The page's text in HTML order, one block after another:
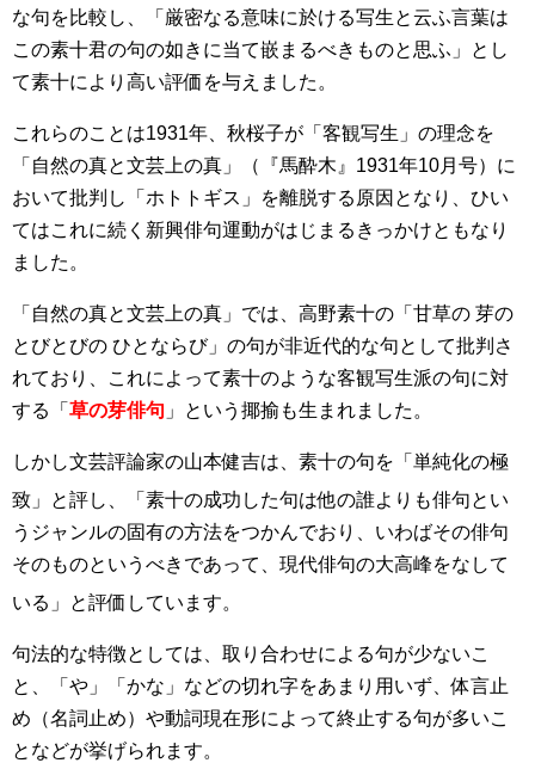
な句を比較し、「厳密なる意味に於ける写生と云ふ言葉は
この素十君の句の如きに当て嵌まるべきものと思ふ」とし
て素十により高い評価を与えました。
これらのことは1931年、秋桜子が「客観写生」の理念を
「自然の真と文芸上の真」（『馬酔木』1931年10月号）に
おいて批判し「ホトトギス」を離脱する原因となり、ひい
てはこれに続く新興俳句運動がはじまるきっかけともなり
ました。
「自然の真と文芸上の真」では、高野素十の「甘草の 芽の
とびとびの ひとならび」の句が非近代的な句として批判さ
れており、これによって素十のような客観写生派の句に対
する「 草の芽俳句 」という揶揄も生まれました。
しかし文芸評論家の山本健吉は、素十の句を「単純化の極
致」
と評し、「素十の成功した句は他の誰よりも俳句とい
うジャンルの固有の方法をつかんでおり、いわばその俳句
そのものというべきであって、現代俳句の大高峰をなして
いる」
と評価しています。
句法的な特徴としては、取り合わせによる句が少ないこ
と、「や」「かな」などの切れ字をあまり用いず、体言止
め（名詞止め）や動詞現在形によって終止する句が多いこ
となどが挙げられます。